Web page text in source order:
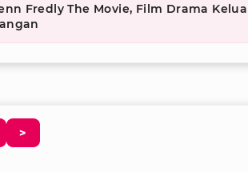
Fredly The Movie, Film Drama
>